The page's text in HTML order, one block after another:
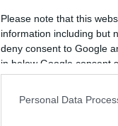
Please note that this
information including but
deny consent to Google
in below Google consent
Personal Data